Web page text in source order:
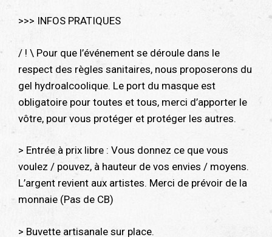
>>> INFOS PRATIQUES
/ ! \ Pour que l’événement se déroule dans le
respect des règles sanitaires, nous proposerons du
gel hydroalcoolique. Le port du masque est
obligatoire pour toutes et tous, merci d’apporter le
vôtre, pour vous protéger et protéger les autres.
> Entrée à prix libre : Vous donnez ce que vous
voulez / pouvez, à hauteur de vos envies / moyens.
L’argent revient aux artistes. Merci de prévoir de la
monnaie (Pas de CB)
> Buvette artisanale sur place.